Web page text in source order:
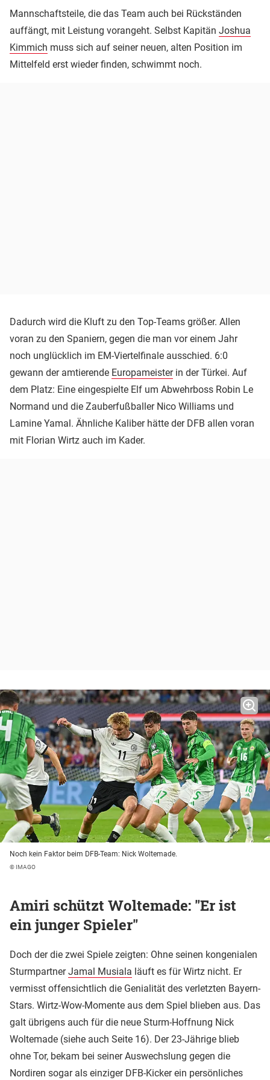
Mannschaftsteile, die das Team auch bei Rückständen
auffängt, mit Leistung vorangeht. Selbst Kapitän Joshua
Kimmich muss sich auf seiner neuen, alten Position im
Mittelfeld erst wieder finden, schwimmt noch.
Dadurch wird die Kluft zu den Top-Teams größer. Allen
voran zu den Spaniern, gegen die man vor einem Jahr
noch unglücklich im EM-Viertelfinale ausschied. 6:0
gewann der amtierende Europameisterin der Türkei. Auf
dem Platz: Eine eingespielte Elf um Abwehrboss Robin Le
Normand und die Zauberfußballer Nico Williams und
Lamine Yamal. Ähnliche Kaliber hätte der DFB allen voran
mit Florian Wirtz auch im Kader.
Noch kein Faktor beim DFB-Team: Nick Woltemade.
© IMAGO
Amiri schützt Woltemade: "Er ist
ein junger Spieler"
Doch der die zwei Spiele zeigten: Ohne seinen kongenialen
SturmpartnerJamal Musiala läuft es für Wirtz nicht. Er
vermisst offensichtlich die Genialität des verletzten Bayern-
Stars. Wirtz-Wow-Momente aus dem Spiel blieben aus. Das
galt übrigens auch für die neue Sturm-Hoffnung Nick
Woltemade (siehe auch Seite 16). Der 23-Jährige blieb
ohne Tor, bekam bei seiner Auswechslung gegen die
Nordiren sogar als einziger DFB-Kicker ein persönliches